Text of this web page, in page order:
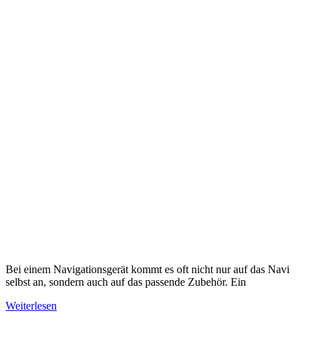
Bei einem Navigationsgerät kommt es oft nicht nur auf das Navi
selbst an, sondern auch auf das passende Zubehör. Ein
Weiterlesen